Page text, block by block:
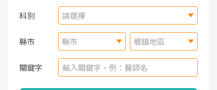
科別 請選擇
縣市 縣市 鄉鎮地區
關鍵字